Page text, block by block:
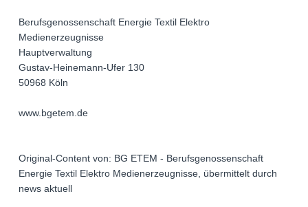
Berufsgenossenschaft Energie Textil Elektro
Medienerzeugnisse
Hauptverwaltung
Gustav-Heinemann-Ufer 130
50968 Köln
www.bgetem.de
Original-Content von: BG ETEM - Berufsgenossenschaft
Energie Textil Elektro Medienerzeugnisse, übermittelt durch
news aktuell